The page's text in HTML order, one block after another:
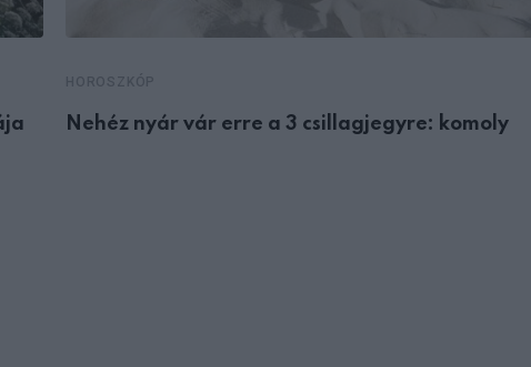
Nehéz nyár vár erre a 3 csillagjegyre: komoly